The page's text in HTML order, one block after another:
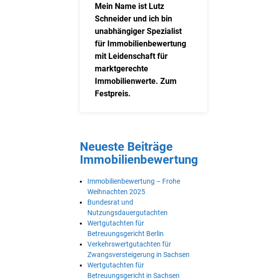
Mein Name ist Lutz
Schneider und ich bin
unabhängiger Spezialist
für Immobilienbewertung
mit Leidenschaft für
marktgerechte
Immobilienwerte. Zum
Festpreis.
Neueste Beiträge
Immobilienbewertung
Immobilienbewertung – Frohe
Weihnachten 2025
Bundesrat und
Nutzungsdauergutachten
Wertgutachten für
Betreuungsgericht Berlin
Verkehrswertgutachten für
Zwangsversteigerung in Sachsen
Wertgutachten für
Betreuungsgericht in Sachsen